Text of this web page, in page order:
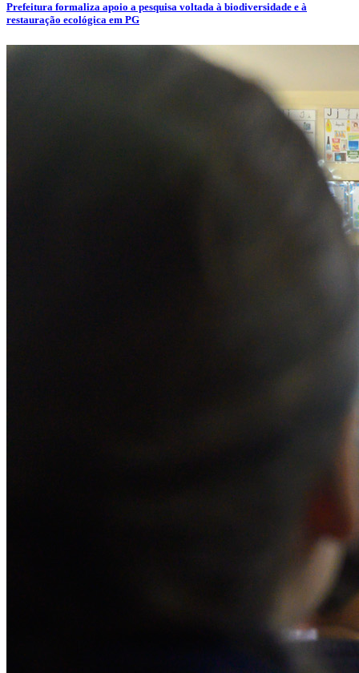
Prefeitura formaliza apoio a pesquisa voltada à biodiversidade e à
restauração ecológica em PG